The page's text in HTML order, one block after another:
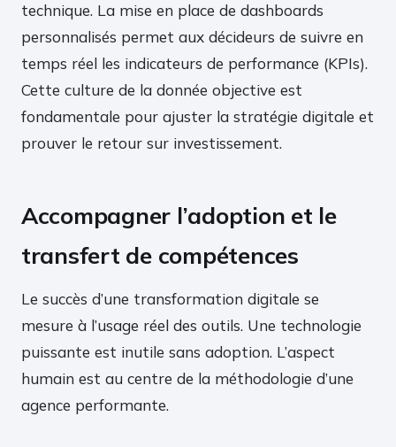
technique. La mise en place de dashboards
personnalisés permet aux décideurs de suivre en
temps réel les indicateurs de performance (KPIs).
Cette culture de la donnée objective est
fondamentale pour ajuster la stratégie digitale et
prouver le retour sur investissement.
Accompagner l’adoption et le
transfert de compétences
Le succès d’une transformation digitale se
mesure à l’usage réel des outils. Une technologie
puissante est inutile sans adoption. L’aspect
humain est au centre de la méthodologie d’une
agence performante.